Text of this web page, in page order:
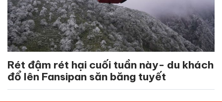
Rét đậm rét hại cuối tuần này- du khách
đổ lên Fansipan săn băng tuyết